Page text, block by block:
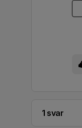
1 svar